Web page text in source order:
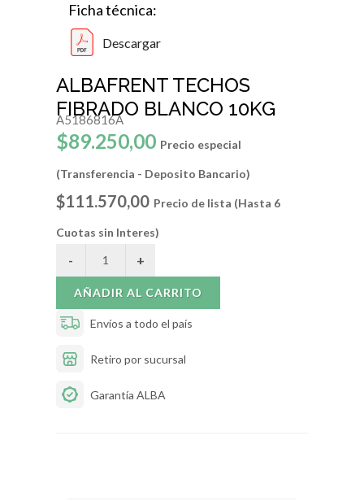
Ficha técnica:
Descargar
ALBAFRENT TECHOS
FIBRADO BLANCO 10KG
A5186816A
$89.250,00 Precio especial
(Transferencia - Deposito Bancario)
$111.570,00 Precio de lista (Hasta 6
Cuotas sin Interes)
AÑADIR AL CARRITO
Envíos a todo el país
Retiro por sucursal
Garantía ALBA